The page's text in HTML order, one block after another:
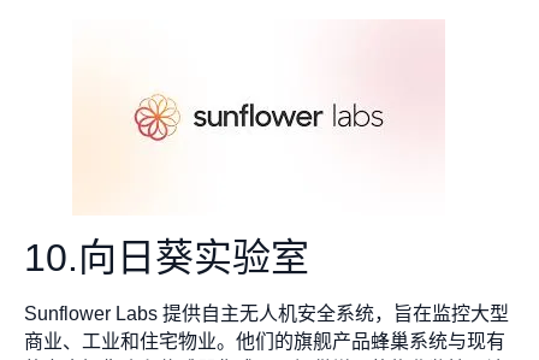
10.向日葵实验室
Sunflower Labs 提供自主无人机安全系统，旨在监控大型
商业、工业和住宅物业。他们的旗舰产品蜂巢系统与现有